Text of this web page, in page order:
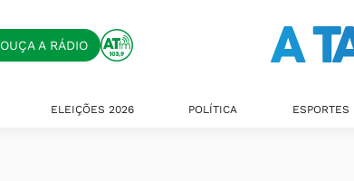
OUÇA A RÁDIO
ELEIÇÕES 2026 POLÍTICA ESPORTES